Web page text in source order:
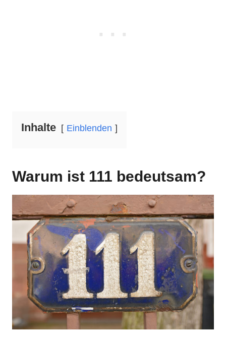
Inhalte Einblenden
Warum ist 111 bedeutsam?